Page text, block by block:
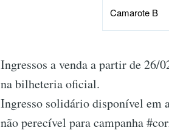
Camarote B
Ingressos a venda a partir de 26/
na bilheteria oficial.
Ingresso solidário disponível em
não perecível para campanha